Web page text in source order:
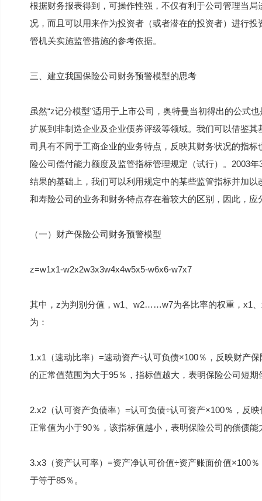
根据财务报表得到，可操作性强，不仅有利于公司管理当
况，而且可以用来作为投资者（或者潜在的投资者）进行
管机关实施监管措施的参考依据。
三、建立我国保险公司财务预警模型的思考
虽然“z记分模型”适用于上市公司，奥特曼当初得出的公式
扩展到非制造企业及企业债券评级等领域。我们可以借鉴
司具有不同于工商企业的业务特点，反映其财务状况的指
险公司偿付能力额度及监管指标管理规定（试行）。2003
结果的基础上，我们可以利用规定中的某些监管指标并加
和寿险公司的业务和财务特点存在着较大的区别，因此，
（一）财产保险公司财务预警模型
z=w1x1-w2x2w3x3w4x4w5x5-w6x6-w7x7
其中，z为判别分值，w1、w2……w7为各比率的权重，x1
为：
1.x1（速动比率）=速动资产÷认可负债×100％，反映财产
的正常值范围为大于95％，指标值越大，表明保险公司短
2.x2（认可资产负债率）=认可负债÷认可资产×100％，反
正常值为小于90％，该指标值越小，表明保险公司的偿债能
3.x3（资产认可率）=资产净认可价值÷资产账面价值×100
于等于85％。